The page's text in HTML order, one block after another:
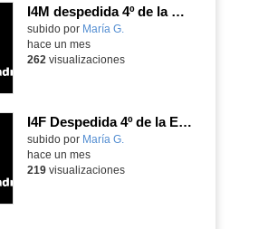
I4M despedida 4º de la ESO
subido por María G.
hace un mes
262 visualizaciones
I4F Despedida 4º de la ESO
subido por María G.
hace un mes
219visualizaciones